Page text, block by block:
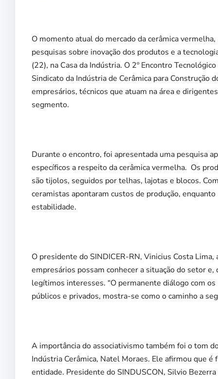
O momento atual do mercado da cerâmica
pesquisas sobre inovação dos produtos e a
(22), na Casa da Indústria. O 2º Encontro
Sindicato da Indústria de Cerâmica para Construção
empresários, técnicos que atuam na área e
segmento.
Durante o encontro, foi apresentada uma pesquisa
específicos a respeito da cerâmica vermelha. Os
são tijolos, seguidos por telhas, lajotas e blocos.
ceramistas apontaram custos de produção,
estabilidade.
O presidente do SINDICER-RN, Vinicius Costa
empresários possam conhecer a situação do setor
legítimos interesses. “O permanente diálogo com
públicos e privados, mostra-se como o caminho a
A importância do associativismo também foi o tom
Indústria Cerâmica, Natel Moraes. Ele afirmou que
entidade. Presidente do SINDUSCON, Silvio